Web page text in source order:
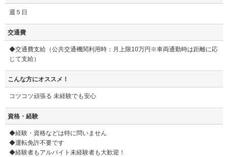
週５日
交通費
◆交通費支給（公共交通機関利用時：月上限10万円※車両通勤時は距離に応
じて支給）
こんな方にオススメ！
コツコツ頑張る 未経験でも安心
資格・経験
◆経験・資格などは特に問いません
◆運転免許不要です
◆経験者もアルバイト未経験者も大歓迎！